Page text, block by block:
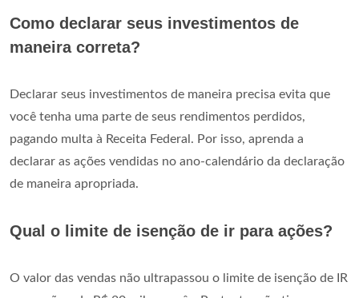
Como declarar seus investimentos de
maneira correta?
Declarar seus investimentos de maneira precisa evita que
você tenha uma parte de seus rendimentos perdidos,
pagando multa à Receita Federal. Por isso, aprenda a
declarar as ações vendidas no ano-calendário da declaração
de maneira apropriada.
Qual o limite de isenção de ir para ações?
O valor das vendas não ultrapassou o limite de isenção de IR